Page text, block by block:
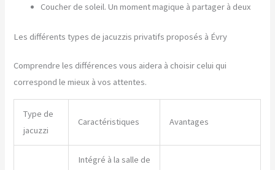
Coucher de soleil. Un moment magique à partager à deux
Les différents types de jacuzzis privatifs proposés à Évry
Comprendre les différences vous aidera à choisir celui qui
correspond le mieux à vos attentes.
Type de
jacuzzi
Caractéristiques Avantages
Intégré à la salle de